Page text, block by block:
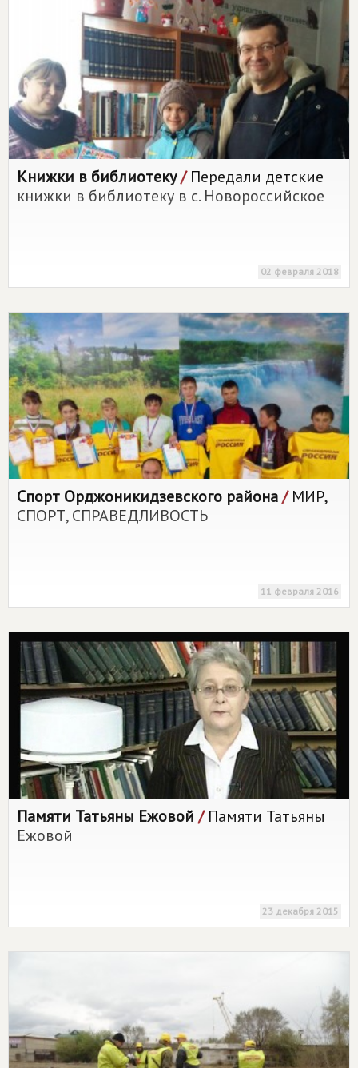
Книжки в библиотеку/Передали детские
книжки в библиотеку в с. Новороссийское
02 февраля 2018
Спорт Орджоникидзевского района/МИР,
СПОРТ, СПРАВЕДЛИВОСТЬ
11 февраля 2016
Памяти Татьяны Ежовой /Памяти Татьяны
Ежовой
23 декабря 2015